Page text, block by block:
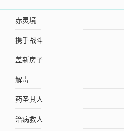
赤灵境
携手战斗
盖新房子
解毒
药圣其人
治病救人